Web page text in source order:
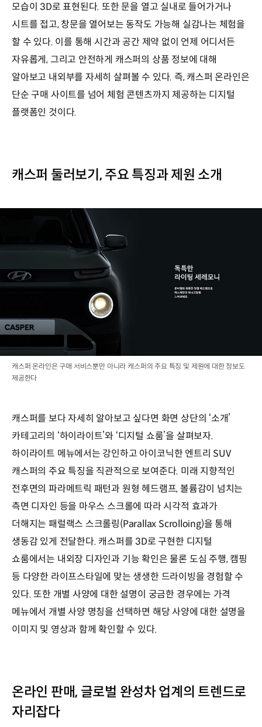
모습이 3D로 표현된다. 또한 문을 열고 실내로 들어가거나
시트를 접고, 창문을 열어보는 동작도 가능해 실감나는 체험을
할 수 있다. 이를 통해 시간과 공간 제약 없이 언제 어디서든
자유롭게, 그리고 안전하게 캐스퍼의 상품 정보에 대해
알아보고 내외부를 자세히 살펴볼 수 있다. 즉, 캐스퍼 온라인은
단순 구매 사이트를 넘어 체험 콘텐츠까지 제공하는 디지털
플랫폼인 것이다.
캐스퍼 둘러보기, 주요 특징과 제원 소개
캐스퍼 온라인은 구매 서비스뿐만 아니라 캐스퍼의 주요 특징 및 제원에 대한 정보도
제공한다
캐스퍼를 보다 자세히 알아보고 싶다면 화면 상단의 ‘소개’
카테고리의 ‘하이라이트’와 ‘디지털 쇼룸’을 살펴보자.
하이라이트 메뉴에서는 강인하고 아이코닉한 엔트리 SUV
캐스퍼의 주요 특징을 직관적으로 보여준다. 미래 지향적인
전후면의 파라메트릭 패턴과 원형 헤드램프, 볼륨감이 넘치는
측면 디자인 등을 마우스 스크롤에 따라 시각적 효과가
더해지는 패럴랙스 스크롤링(Parallax Scrolloing)을 통해
생동감 있게 전달한다. 캐스퍼를 3D로 구현한 디지털
쇼룸에서는 내외장 디자인과 기능 확인은 물론 도심 주행, 캠핑
등 다양한 라이프스타일에 맞는 생생한 드라이빙을 경험할 수
있다. 또한 개별 사양에 대한 설명이 궁금한 경우에는 가격
메뉴에서 개별 사양 명칭을 선택하면 해당 사양에 대한 설명을
이미지 및 영상과 함께 확인할 수 있다.
온라인 판매, 글로벌 완성차 업계의 트렌드로
자리잡다